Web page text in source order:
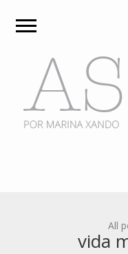
All
vida